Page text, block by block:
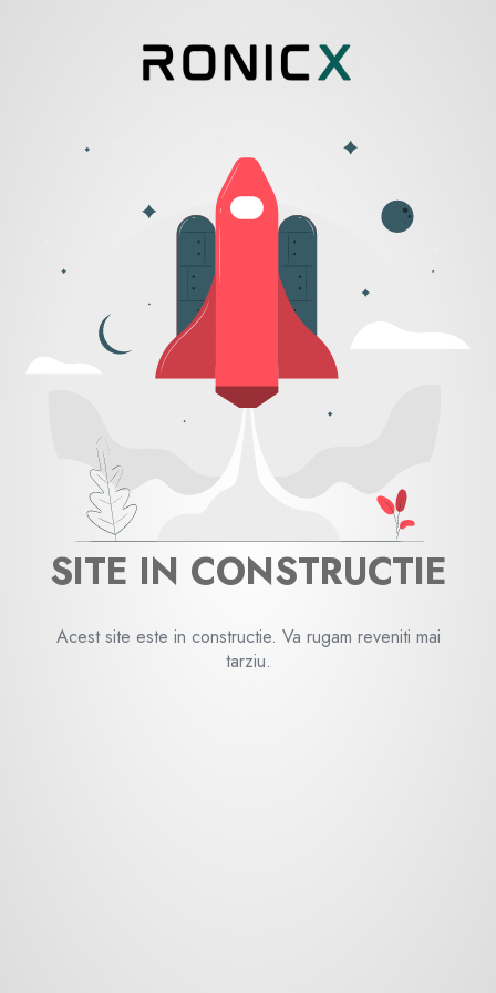
SITE IN CONSTRUCTIE
Acest site este in constructie. Va rugam reveniti mai
tarziu.